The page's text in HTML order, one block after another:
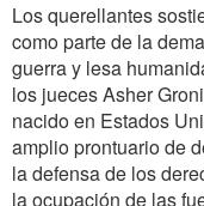
Los querellantes
como parte de la
guerra y lesa
los jueces Asher
nacido en Estados
amplio prontuario de
la defensa de los
la ocupación de las